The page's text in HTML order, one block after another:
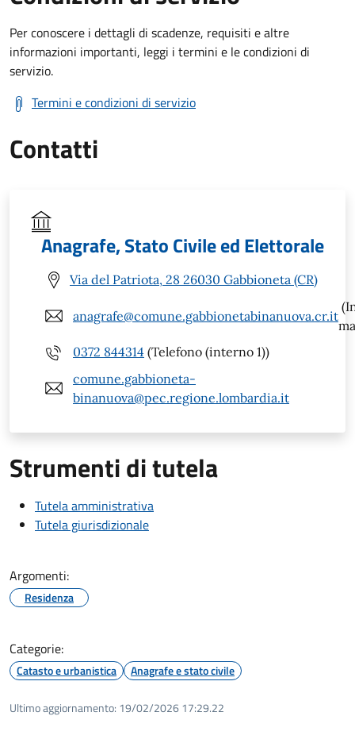
Per conoscere i dettagli di scadenze, requisiti e altre
informazioni importanti, leggi i termini e le condizioni di
servizio.
Termini e condizioni di servizio
Contatti
Anagrafe, Stato Civile ed Elettorale
Via del Patriota, 28 26030 Gabbioneta (CR)
anagrafe@comune.gabbionetabinanuova.cr.it
0372 844314 (Telefono (interno 1))
comune.gabbioneta-
binanuova@pec.regione.lombardia.it
Strumenti di tutela
Tutela amministrativa
Tutela giurisdizionale
Argomenti:
Residenza
Categorie:
Catasto e urbanistica Anagrafe e stato civile
Ultimo aggiornamento: 19/02/2026 17:29.22